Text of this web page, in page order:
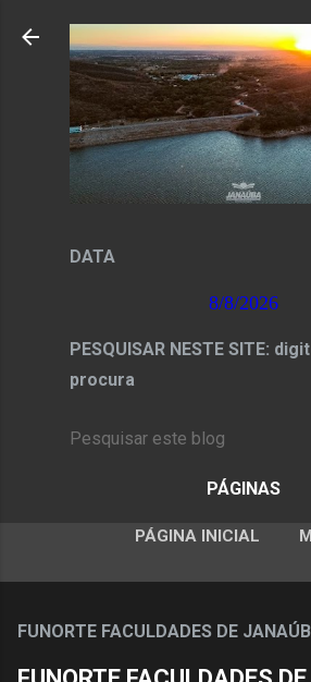
Pular para o conteúdo
DATA
8/8/2026
PESQUISAR NESTE SITE:
procura
PÁGINAS
PÁGINA INICIAL
FUNORTE FACULDADES DE